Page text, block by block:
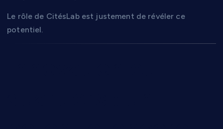
Le rôle de CitésLab est justement de révéler ce
potentiel.